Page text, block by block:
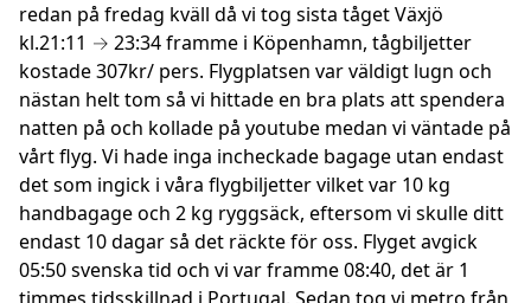
redan på fredag kväll då vi tog sista tåget Växjö
kl.21:11 → 23:34 framme i Köpenhamn, tågbiljetter
kostade 307kr/ pers. Flygplatsen var väldigt lugn och
nästan helt tom så vi hittade en bra plats att spendera
natten på och kollade på youtube medan vi väntade på
vårt flyg. Vi hade inga incheckade bagage utan endast
det som ingick i våra flygbiljetter vilket var 10 kg
handbagage och 2 kg ryggsäck, eftersom vi skulle ditt
endast 10 dagar så det räckte för oss. Flyget avgick
05:50 svenska tid och vi var framme 08:40, det är 1